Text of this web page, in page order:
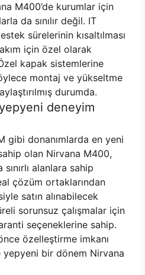
M400’de kurumlar için
da sınılır değil. IT
sürelerinin kısaltılması
için özel olarak
kapak sistemlerine
montaj ve yükseltme
durumda.
deneyim
gibi donanımlarda en yeni
olan Nirvana M400,
alanlara sahip
çözüm ortaklarından
satın alınabilecek
sorunsuz çalışmalar için
seçeneklerine sahip.
özelleştirme imkanı
bir dönem Nirvana